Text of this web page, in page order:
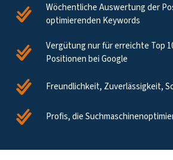
Wöchentliche Auswertung der
optimierenden Keywords
Vergütung nur für erreichte Top
Positionen bei Google
Freundlichkeit, Zuverlässigkeit,
Profis, die